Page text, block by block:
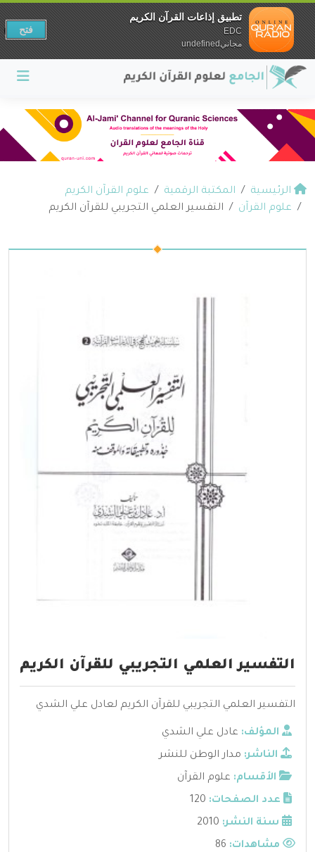
الرئيسية المكتبة الرقمية
علوم القرآن الكريم
علوم القرآن
التفسير العلمي التجريبي للقرآن الكريم
التفسير العلمي التجريبي للقرآن الكريم
التفسير العلمي التجريبي للقرآن الكريم لعادل علي الشدي
المؤلف: عادل علي الشدي
الناشر: مدار الوطن للنشر
الأقسام: علوم القرآن
عدد الصفحات: 120
سنة النشر: 2010
مشاهدات:
تطبيق إذاعات القرآن الكريم
EDC
مجانيundefined
فتح